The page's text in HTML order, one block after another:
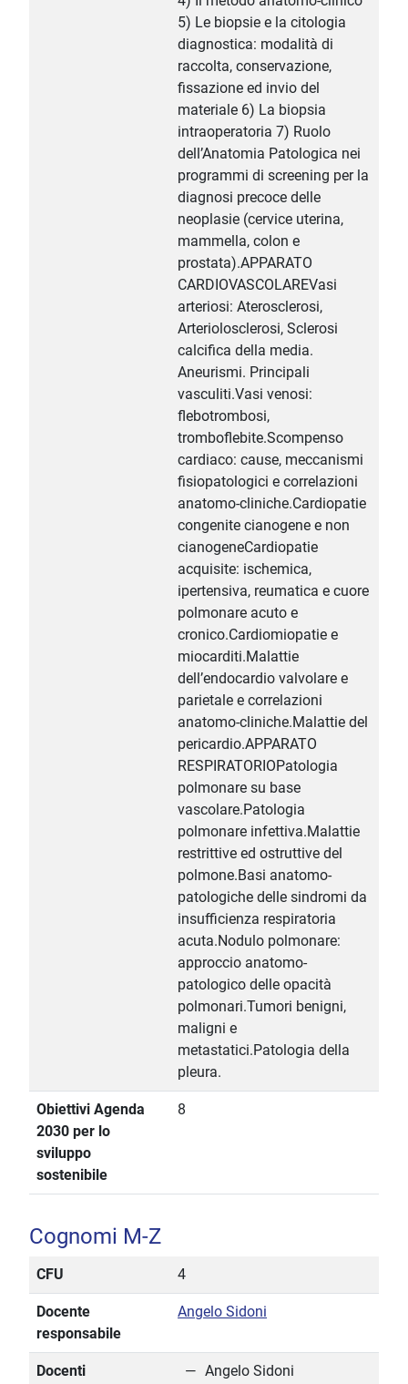
5) Le biopsie e la citologia
diagnostica: modalità di
raccolta, conservazione,
fissazione ed invio del
materiale 6) La biopsia
intraoperatoria 7) Ruolo
dell’Anatomia Patologica nei
programmi di screening per la
diagnosi precoce delle
neoplasie (cervice uterina,
mammella, colon e
prostata).APPARATO
CARDIOVASCOLAREVasi
arteriosi: Aterosclerosi,
Arteriolosclerosi, Sclerosi
calcifica della media.
Aneurismi. Principali
vasculiti.Vasi venosi:
flebotrombosi,
tromboflebite.Scompenso
cardiaco: cause, meccanismi
fisiopatologici e correlazioni
anatomo-cliniche.Cardiopatie
congenite cianogene e non
cianogeneCardiopatie
acquisite: ischemica,
ipertensiva, reumatica e cuore
polmonare acuto e
cronico.Cardiomiopatie e
miocarditi.Malattie
dell’endocardio valvolare e
parietale e correlazioni
anatomo-cliniche.Malattie del
pericardio.APPARATO
RESPIRATORIOPatologia
polmonare su base
vascolare.Patologia
polmonare infettiva.Malattie
restrittive ed ostruttive del
polmone.Basi anatomo-
patologiche delle sindromi da
insufficienza respiratoria
acuta.Nodulo polmonare:
approccio anatomo-
patologico delle opacità
polmonari.Tumori benigni,
maligni e
metastatici.Patologia della
pleura.
Obiettivi Agenda
2030 per lo
sviluppo
sostenibile
8
Cognomi M-Z
CFU 4
Docente
responsabile
Angelo Sidoni
Docenti Angelo Sidoni